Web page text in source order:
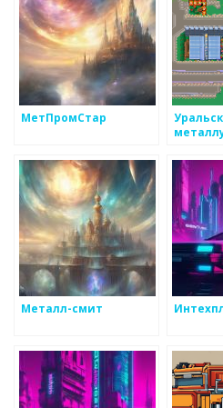
МетПромСтар
Металл-смит